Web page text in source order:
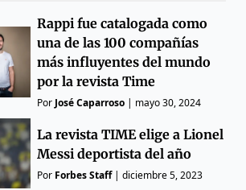
Rappi fue catalogada como
una de las 100 compañías
más influyentes del mundo
por la revista Time
Por José Caparroso | mayo 30, 2024
La revista TIME elige a Lionel
Messi deportista del año
Por Forbes Staff|diciembre 5, 2023